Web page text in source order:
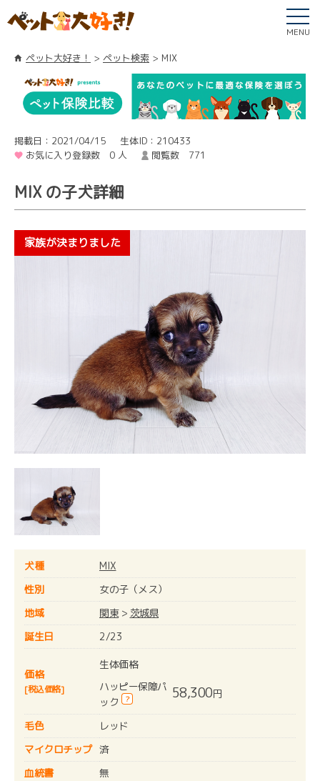
MENU
ペット大好き！ ペット検索 MIX
掲載日：2021/04/15
生体ID：210433
お気に入り登録数 0 人
閲覧数 771
MIX の子犬詳細
犬種
MIX
性別
女の子（メス）
地域
関東> 茨城県
誕生日
2/23
価格
[税込価格]
生体価格
ハッピー保障パ
ック
? 58,300円
毛色
レッド
マイクロチップ 済
血統書
無